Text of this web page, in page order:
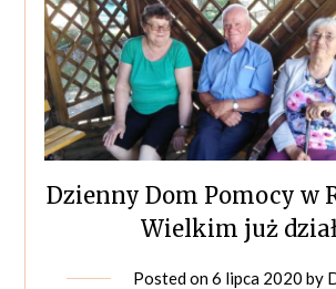
Dzienny Dom Pomocy w
Wielkim już
Posted on6 lipca 2020 by